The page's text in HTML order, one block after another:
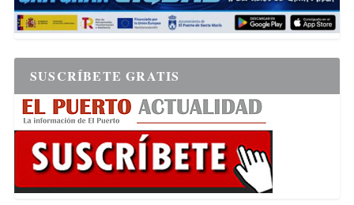
SUSCRÍBETE GRATIS